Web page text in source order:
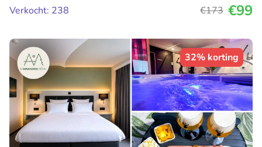
Verkocht: 238
€173 €99
32% korting